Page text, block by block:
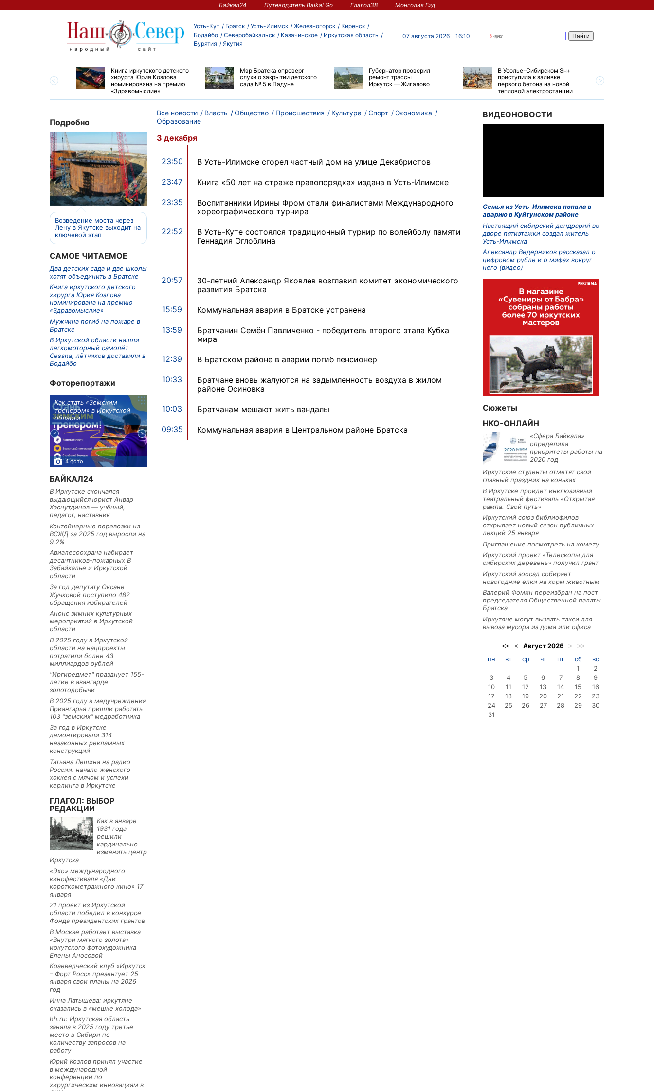
Байкал24 Путеводитель Baikal Go Глагол38 Монголия Гид
Усть-Кут Братск Усть-Илимск Железногорск
Киренск
Бодайбо
Северобайкальск Казачинское
Иркутская область
Бурятия
Якутия
07 августа 2026 16:10
большой эстафеты
Книга иркутского детского
хирурга Юрия Козлова
номинирована на премию
«Здравомыслие»
Мэр Братска опроверг
слухи о закрытии детского
сада № 5 в Падуне
Губернатор проверил
ремонт трассы
Иркутск — Жигалово
В Усолье-Сибирском Эн+
приступила к заливке
первого бетона на новой
тепловой электростанции
Подробно
Возведение моста через
Лену в Якутске выходит на
ключевой этап
САМОЕ ЧИТАЕМОЕ
Два детских сада и две школы
хотят объединить в Братске
Книга иркутского детского
хирурга Юрия Козлова
номинирована на премию
«Здравомыслие»
Мужчина погиб на пожаре в
Братске
В Иркутской области нашли
легкомоторный самолёт
Cessna, лётчиков доставили в
Бодайбо
Фоторепортажи
Как стать «Земским
тренером» в Иркутской
области
4 фото
пропали в Киренском
миллионов рублей получит
предприятие из Иркутской
области
БАЙКАЛ24
В Иркутске скончался
выдающийся юрист Анвар
Хаснутдинов — учёный,
педагог, наставник
Контейнерные перевозки на
ВСЖД за 2025 год выросли на
9,2%
Авиалесоохрана набирает
десантников-пожарных В
Забайкалье и Иркутской
области
За год депутату Оксане
Жучковой поступило 482
обращения избирателей
Анонс зимних культурных
мероприятий в Иркутской
области
В 2025 году в Иркутской
области на нацпроекты
потратили более 43
миллиардов рублей
"Иргиредмет" празднует 155-
летие в авангарде
золотодобычи
В 2025 году в медучреждения
Приангарья пришли работать
103 "земских" медработника
За год в Иркутске
демонтировали 314
незаконных рекламных
конструкций
Татьяна Лешина на радио
России: начало женского
хоккея с мячом и успехи
керлинга в Иркутске
ГЛАГОЛ: ВЫБОР
РЕДАКЦИИ
Как в январе
1931 года
решили
кардинально
изменить центр
Иркутска
«Эхо» международного
кинофестиваля «Дни
короткометражного кино» 17
января
21 проект из Иркутской
области победил в конкурсе
Фонда президентских грантов
В Москве работает выставка
«Внутри мягкого золота»
иркутского фотохудожника
Елены Аносовой
Краеведческий клуб «Иркутск
– Форт Росс» презентует 25
января свои планы на 2026
год
Инна Латышева: иркутяне
оказались в «мешке холода»
hh.ru: Иркутская область
заняла в 2025 году третье
место в Сибири по
количеству запросов на
работу
Юрий Козлов принял участие
в международной
конференции по
хирургическим инновациям в
Все новости Власть Общество Происшествия Культура Спорт
Экономика
Образование
3 декабря
23:50 В Усть-Илимске сгорел частный дом на улице Декабристов
23:47 Книга «50 лет на страже правопорядка» издана в Усть-Илимске
23:35
Воспитанники Ирины Фром стали финалистами Международного
хореографического турнира
22:52
В Усть-Куте состоялся традиционный турнир по волейболу памяти
Геннадия Оглоблина
20:57
30-летний Александр Яковлев возглавил комитет экономического
развития Братска
15:59 Коммунальная авария в Братске устранена
13:59
Братчанин Семён Павличенко - победитель второго этапа Кубка
мира
12:39 В Братском районе в аварии погиб пенсионер
10:33
Братчане вновь жалуются на задымленность воздуха в жилом
районе Осиновка
10:03 Братчанам мешают жить вандалы
09:35 Коммунальная авария в Центральном районе Братска
ВИДЕОНОВОСТИ
Семья из Усть-Илимска попала в
аварию в Куйтунском районе
Настоящий сибирский дендрарий во
дворе пятиэтажки создал житель
Усть-Илимска
Александр Ведерников рассказал о
цифровом рубле и о мифах вокруг
него (видео)
Сюжеты
НКО-ОНЛАЙН
«Сфера Байкала»
определила
приоритеты работы на
2020 год
Иркутские студенты отметят свой
главный праздник на коньках
В Иркутске пройдет инклюзивный
театральный фестиваль «Открытая
рампа. Свой путь»
Иркутский союз библиофилов
открывает новый сезон публичных
лекций 25 января
Приглашение посмотреть на комету
Иркутский проект «Телескопы для
сибирских деревень» получил грант
Иркутский зоосад собирает
новогодние елки на корм животным
Валерий Фомин переизбран на пост
председателя Общественной палаты
Братска
Иркутяне могут вызвать такси для
вывоза мусора из дома или офиса
<< < Август2026 > >>
пн вт ср чт пт сб
вс
1
2
3
4 5 6 7 8
9
10
11 12 13 14 15
16
17
18 19 20 21 22
23
24
25 26 27 28 29
30
31